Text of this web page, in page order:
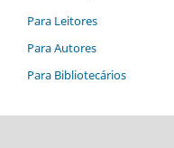
Para Leitores
Para Autores
Para Bibliotecários